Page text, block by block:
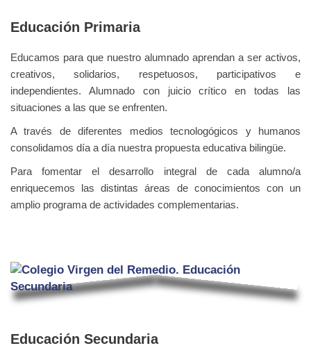
Educación Primaria
Educamos para que nuestro alumnado aprendan a ser activos,
creativos, solidarios, respetuosos, participativos e
independientes. Alumnado con juicio críticoen todas las
situaciones a las que se enfrenten.
A través de diferentes medios tecnologógicos y humanos
consolidamos día a día nuestra propuesta educativa bilingüe.
Para fomentar el desarrollo integral de cada alumno/a
enriquecemos las distintas áreas de conocimientos con un
amplio programa de actividades complementarias.
Educación Secundaria